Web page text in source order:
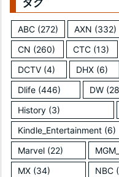
ABC (272) AXN (332)
CN (260) CTC (13)
DCTV (4) DHX (6)
Dlife (446) DW
History (3)
Kindle_Entertainment (6)
Marvel (22)
MX (34) NBC